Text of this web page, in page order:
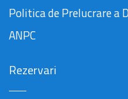
Politica de Prelucrare a
ANPC
Rezervari